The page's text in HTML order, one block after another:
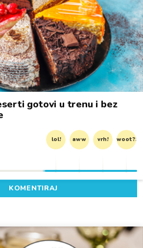
gotovi u trenu i bez
lol! aww vrh! woot?!
KOMENTIRAJ